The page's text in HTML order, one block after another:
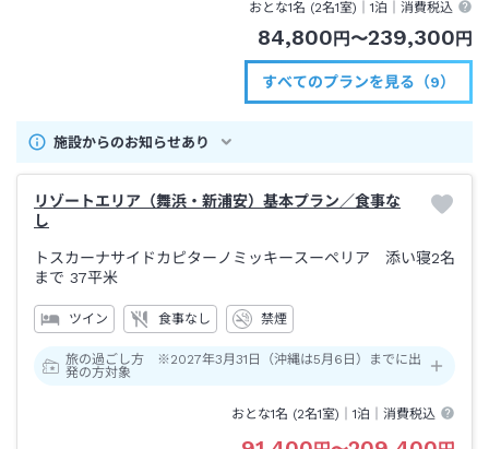
おとな1名 (2名1室)｜1泊 ｜消費税込
84,800 円 〜239,300 円
すべてのプランを見る（9）
施設からのお知らせあり
リゾートエリア（舞浜・新浦安）基本プラン／食事な
し
トスカーナサイドカピターノミッキースーペリア 添い寝2名
まで 37平米
ツイン 食事なし 禁煙
旅の過ごし方 ※2027年3月31日（沖縄は5月6日）までに出
発の方対象
おとな1名 (2名1室)｜1泊 ｜消費税込